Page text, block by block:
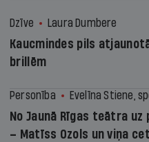
Dzīve Laura Dumbere
Kaucmindes pils
brillēm
Personība Evelīna Stiene,
No Jaunā Rīgas teātra uz
– Matīss Ozols un viņa